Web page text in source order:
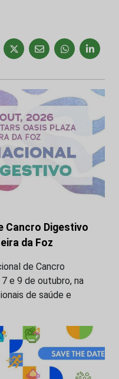
Cancro Digestivo
da Foz
de Cancro
e 9 de outubro, na
de saúde e